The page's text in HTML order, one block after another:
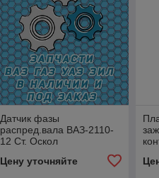
Датчик фазы
распред.вала ВАЗ-2110-
12 Ст. Оскол
Цену уточняйте